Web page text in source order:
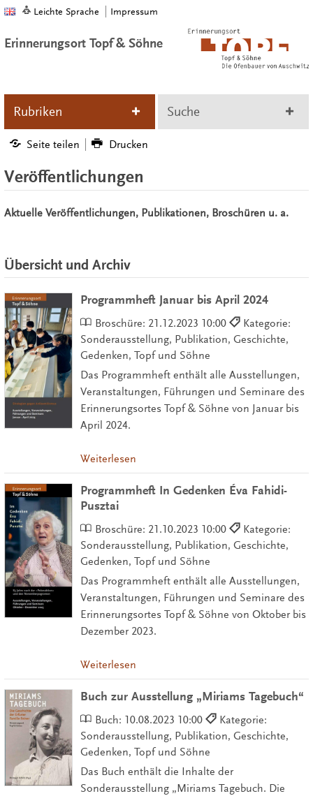
Leichte Sprache Impressum
Erinnerungsort Topf & Söhne
Rubriken Suche
Seite teilen Drucken
Veröffentlichungen
Aktuelle Veröffentlichungen, Publikationen, Broschüren u. a.
Übersicht und Archiv
Programmheft Januar bis April 2024
Broschüre: 21.12.2023 10:00
Kategorie:
Sonderausstellung, Publikation, Geschichte,
Gedenken, Topf und Söhne
Das Programmheft enthält alle Ausstellungen,
Veranstaltungen, Führungen und Seminare des
Erinnerungsortes Topf & Söhne von Januar bis
April 2024.
Weiterlesen
Programmheft In Gedenken Éva Fahidi-
Pusztai
Broschüre: 21.10.2023 10:00
Kategorie:
Sonderausstellung, Publikation, Geschichte,
Gedenken, Topf und Söhne
Das Programmheft enthält alle Ausstellungen,
Veranstaltungen, Führungen und Seminare des
Erinnerungsortes Topf & Söhne von Oktober bis
Dezember 2023.
Weiterlesen
Buch zur Ausstellung „Miriams Tagebuch“
Buch: 10.08.2023 10:00
Kategorie:
Sonderausstellung, Publikation, Geschichte,
Gedenken, Topf und Söhne
Das Buch enthält die Inhalte der
Sonderausstellung „Miriams Tagebuch. Die